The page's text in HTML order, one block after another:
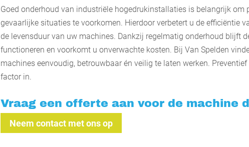
Goed onderhoud van industriële hogedrukinstallaties is belangrijk om
gevaarlijke situaties te voorkomen. Hierdoor verbetert u de efficiëntie
de levensduur van uw machines. Dankzij regelmatig onderhoud blijft
functioneren en voorkomt u onverwachte kosten. Bij Van Spelden
machines eenvoudig, betrouwbaar én veilig te laten werken.
factor in.
Vraag een offerte aan voor de machine
Neem contact met ons op